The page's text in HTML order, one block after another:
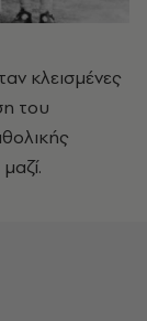
κλεισμένες
του